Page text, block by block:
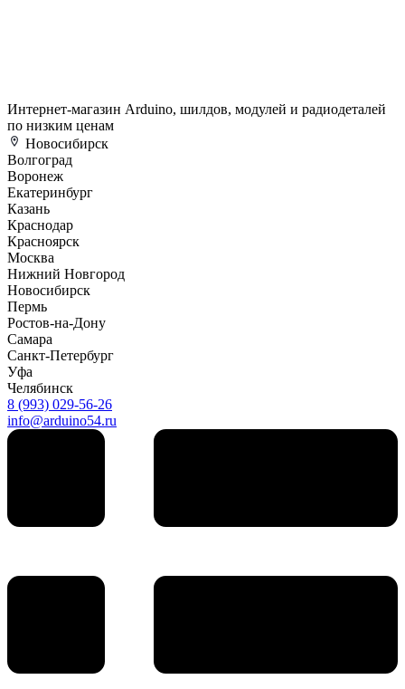
Интернет-магазин Arduino, шилдов, модулей и радиодеталей
по низким ценам
Новосибирск
Волгоград
Воронеж
Екатеринбург
Казань
Краснодар
Красноярск
Москва
Нижний Новгород
Новосибирск
Пермь
Ростов-на-Дону
Самара
Санкт-Петербург
Уфа
Челябинск
8 (993) 029-56-26
info@arduino54.ru